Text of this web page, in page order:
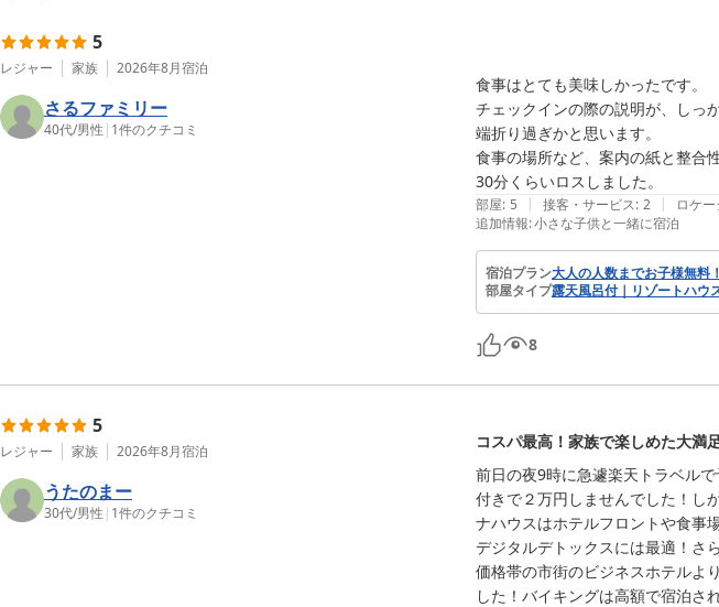
5
レジャー 家族 2026年8月宿泊
さるファミリー
40代/男性 | 1件のクチコミ
食事はとても美味しかったです。
チェックインの際の説明が、しっ
端折り過ぎかと思います。
食事の場所など、案内の紙と整合
30分くらいロスしました。
部屋: 5 | 接客・サービス: 2 | ロケ
追加情報:小さな子供と一緒に宿泊
宿泊プラン大人の人数までお子様無料
部屋タイプ露天風呂付｜リゾートハウ
8
5
レジャー 家族 2026年8月宿泊
うたのまー
30代/男性 | 1件のクチコミ
コスパ最高！家族で楽しめた大満
前日の夜9時に急遽楽天トラベル
付きで２万円しませんでした！し
ナハウスはホテルフロントや食事
デジタルデトックスには最適！さ
価格帯の市街のビジネスホテルよ
した！バイキングは高額で宿泊さ